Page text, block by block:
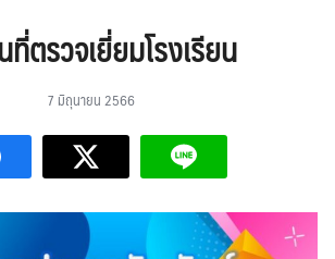
ตรวจเยี่ยมโรงเรียน
7 มิถุนายน 2566